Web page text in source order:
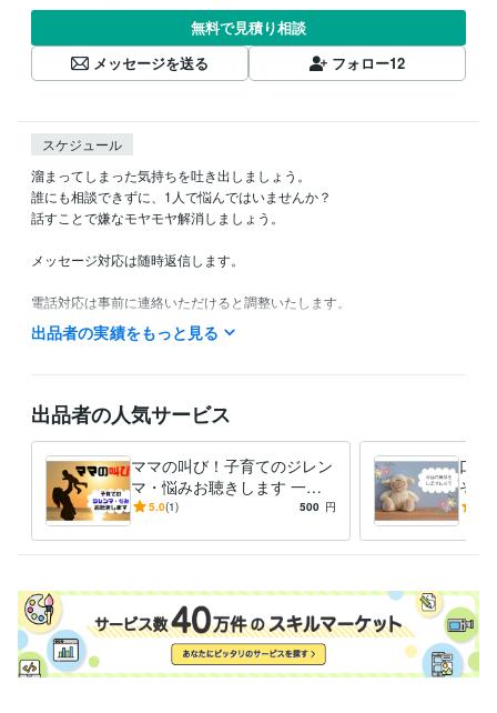
無料で見積り相談
メッセージを送る
フォロー12
スケジュール
溜まってしまった気持ちを吐き出しましょう。
誰にも相談できずに、1人で悩んではいませんか？
話すことで嫌なモヤモヤ解消しましょう。
メッセージ対応は随時返信します。
電話対応は事前に連絡いただけると調整いたします。
■基本スケジュール
悩み相談・カウンセリング 話し相手
悩み相談・カウンセリング 愚痴聞き
出品者の実績をもっと見る
出品者の人気サービス
ママの叫び！子育てのジレン
マ・悩みお聴きします 一日
中子供と過ごして誰かと話し
5.0(1) 500 円
口下
ぞ！
コミ
ます